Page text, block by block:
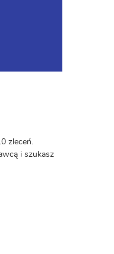
zleceń.
i szukasz